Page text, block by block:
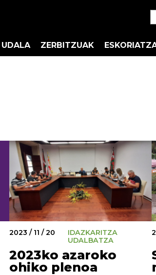
UDALA ZERBITZUAK
2023 / 11 / 20
IDAZKARITZA
UDALBATZA
2023ko azaroko
ohiko plenoa